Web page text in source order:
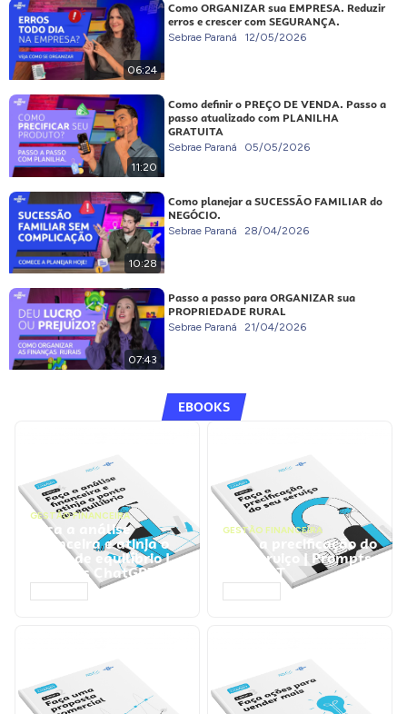
06:24
Como ORGANIZAR sua EMPRESA. Reduzir
erros e crescer com SEGURANÇA.
Sebrae Paraná 12/05/2026
11:20
Como definir o PREÇO DE VENDA. Passo a
passo atualizado com PLANILHA
GRATUITA
Sebrae Paraná 05/05/2026
10:28
Como planejar a SUCESSÃO FAMILIAR do
NEGÓCIO.
Sebrae Paraná 28/04/2026
07:43
Passo a passo para ORGANIZAR sua
PROPRIEDADE RURAL
Sebrae Paraná 21/04/2026
EBOOKS
GESTÃO FINANCEIRA
Faça a análise
financeira e atinja o
ponto de equilíbrio |
Prompts ChatGPT
GESTÃO FINANCEIRA
Faça a precificação do
seu serviço | Prompts
ChatGPT